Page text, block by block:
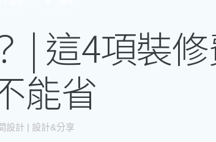
| 這4項裝
能省
設計 | 設計&分享